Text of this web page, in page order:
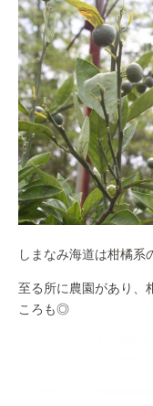
しまなみ海道は柑橘系
至る所に農園があり、
ころも◎